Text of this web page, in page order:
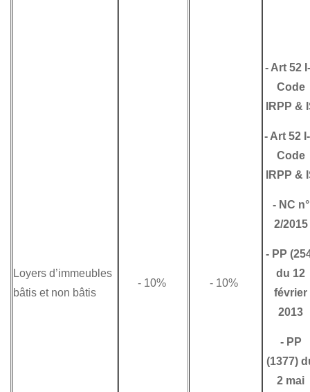
Loyers d’immeubles
bâtis et non bâtis
- 10% - 10%
- Art 52
Code
IRPP &
- Art 52
Code
IRPP &
- NC n°
2/2015
- PP
du 12
février
2013
- PP
(1377)
2 mai